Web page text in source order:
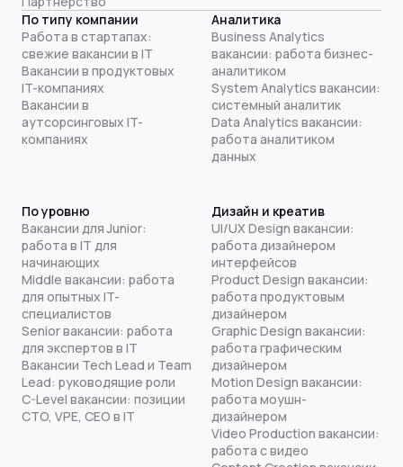
По типу компании
Работа в стартапах:
свежие вакансии в IT
Вакансии в продуктовых
IT-компаниях
Вакансии в
аутсорсинговых IT-
компаниях
Аналитика
Business Analytics
вакансии: работа бизнес-
аналитиком
System Analytics вакансии:
системный аналитик
Data Analytics вакансии:
работа аналитиком
данных
По уровню
Вакансии для Junior:
работа в IT для
начинающих
Middle вакансии: работа
для опытных IT-
специалистов
Senior вакансии: работа
для экспертов в IT
Вакансии Tech Lead и Team
Lead: руководящие роли
C-Level вакансии: позиции
CTO, VPE, CEO в IT
Дизайн и креатив
UI/UX Design вакансии:
работа дизайнером
интерфейсов
Product Design вакансии:
работа продуктовым
дизайнером
Graphic Design вакансии:
работа графическим
дизайнером
Motion Design вакансии:
работа моушн-
дизайнером
Video Production вакансии:
работа с видео